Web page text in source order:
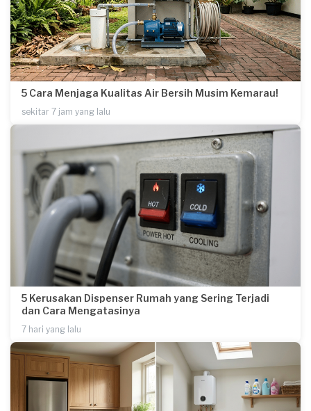
5 Cara Menjaga Kualitas Air Bersih Musim Kemarau!
sekitar 7 jam yang lalu
5 Kerusakan Dispenser Rumah yang Sering Terjadi
dan Cara Mengatasinya
7 hari yang lalu